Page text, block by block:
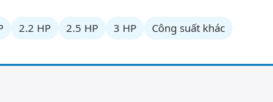
2.2 HP 2.5 HP 3 HP Công suất khác